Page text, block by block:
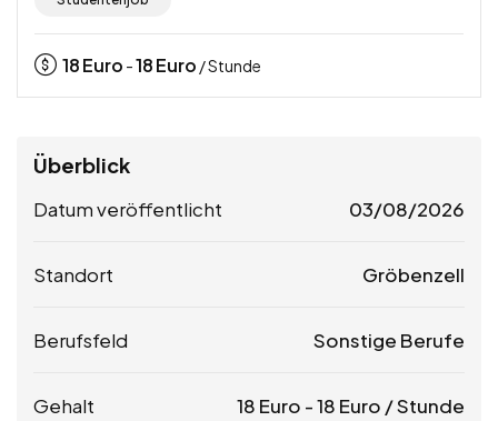
18Euro -18Euro / Stunde
Überblick
Datum veröffentlicht 03/08/2026
Standort Gröbenzell
Berufsfeld Sonstige Berufe
Gehalt 18 Euro -18 Euro / Stunde